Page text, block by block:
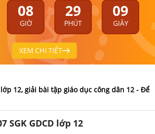
08
GIỜ
29
PHÚT
09
GIÂY
XEM CHI TIẾT
lớp 12, giải bài tập giáo dục công dân 12 - Để
SGK GDCD lớp 12